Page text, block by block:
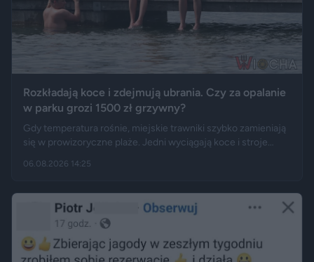
Rozkładają koce i zdejmują ubrania. Czy za opalanie
w parku grozi 1500 zł grzywny?
Gdy temperatura rośnie, miejskie trawniki szybko zamieniają
się w prowizoryczne plaże. Jedni wyciągają koce i stroje
legalne. Jak opisują Gazeta.pl i „Rzeczpospolita”, samo
przez nagość, złamanie regulaminu parku albo zajęcie
trawnika, który nie został przeznaczony do rekreacji.
06.08.2026 14:25